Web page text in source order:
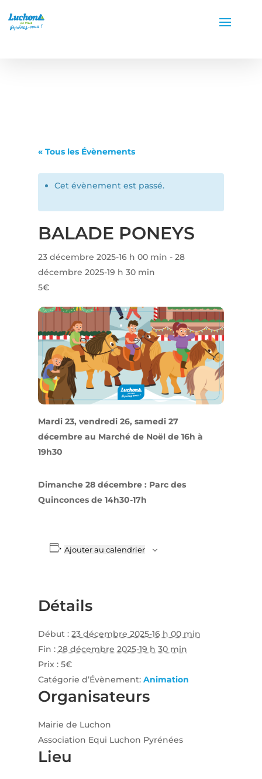
« Tous les Évènements
Cet évènement est passé.
BALADE PONEYS
23 décembre 2025-16 h 00 min - 28
décembre 2025-19 h 30 min
5€
Mardi 23, vendredi 26, samedi 27
décembre au Marché de Noël de 16h à
19h30
Dimanche 28 décembre : Parc des
Quinconces de 14h30-17h
Ajouter au calendrier
Détails
Début : 23 décembre 2025-16 h 00 min
Fin : 28 décembre 2025-19 h 30 min
Prix : 5€
Catégorie d’Évènement: Animation
Lieu
Organisateurs
Mairie de Luchon
Association Equi Luchon Pyrénées